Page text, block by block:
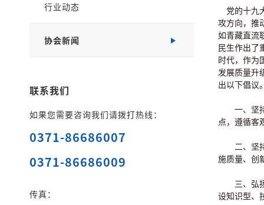
行业动态
协会新闻
联系我们
如果您需要咨询我们请拨打热线：
0371-86686007
0371-86686009
传真：
党的十九
攻方向，推
如青藏直流
民生作出了
时代，作为
发展质量升
出以下倡议
一、坚持
点，遵循客
二、坚持
施质量、创
三、弘扬
设知识型、